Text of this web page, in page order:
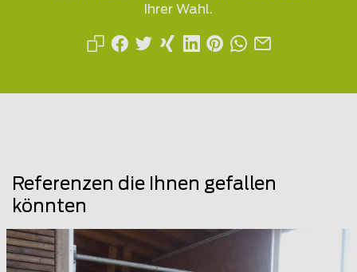
Ihrer Wahl.
Referenzen die Ihnen gefallen
könnten